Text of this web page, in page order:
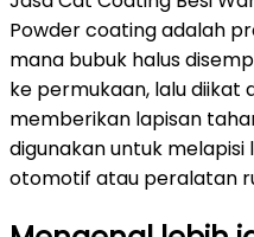
Powder coating adalah
mana bubuk halus
ke permukaan, lalu diikat
memberikan lapisan
digunakan untuk
otomotif atau peralatan